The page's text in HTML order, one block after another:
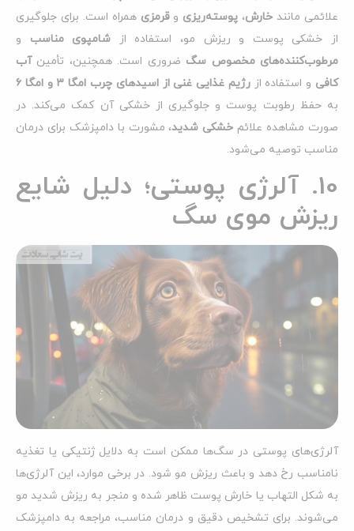
علائمی مانند خارش، پوسته‌ریزی وقرمزی همراه است. برای جلوگیری
از خشکی پوست و ریزش مو، استفاده از شامپوی مناسب و
مرطوب‌کننده‌های مخصوص سگ ضروری است. همچنین، تأمینآب
کافی و استفاده ازرژیم غذایی غنی از اسیدهای چرب امگا ۳ و امگا ۶
به حفظ رطوبت پوست و جلوگیری از خشکی آن کمک می‌کند. در
صورت مشاهده علائم خشکی شدید، مشورت با دامپزشک برای درمان
مناسب توصیه می‌شود.
10. آلرژی پوستی؛ دلیل شایع
ریزش موی سگ
آلرژی‌های پوستی در سگ‌ها ممکن است به دلایل ژنتیکی یا تغذیه
نامناسب رخ دهد و باعث ریزش مو شود. در برخی موارد، این آلرژی‌ها
به شکل التهاب یا خارش پوست ظاهر شده و منجر به ریزش شدید مو
می‌شوند. برای تشخیص دقیق و درمان مناسب، مراجعه به دامپزشک